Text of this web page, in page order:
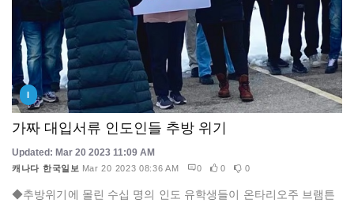
I
가짜 대입서류 인도인들 추방 위기
Updated: Mar 20 2023 11:09 AM
캐나다 한국일보 Mar 20 2023 08:36 AM 0 0 0
◆추방위기에 몰린 수십 명의 인도 유학생들이 온타리오주 브램튼